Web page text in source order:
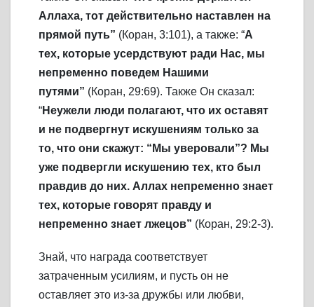
Аллаха, тот действительно наставлен на
прямой путь” (Коран, 3:101), а также: “А
тех, которые усердствуют ради Нас, мы
непременно поведем Нашими
путями” (Коран, 29:69). Также Он сказал:
“Неужели люди полагают, что их оставят
и не подвергнут искушениям только за
то, что они скажут: “Мы уверовали”? Мы
уже подвергли искушению тех, кто был
правдив до них. Аллах непременно знает
тех, которые говорят правду и
непременно знает лжецов” (Коран, 29:2-3).
Знай, что награда соответствует
затраченным усилиям, и пусть он не
оставляет это из-за дружбы или любви,